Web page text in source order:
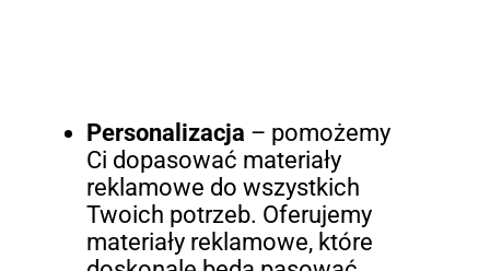
Personalizacja – pomożemy
Ci dopasować materiały
reklamowe do wszystkich
Twoich potrzeb. Oferujemy
materiały reklamowe, które